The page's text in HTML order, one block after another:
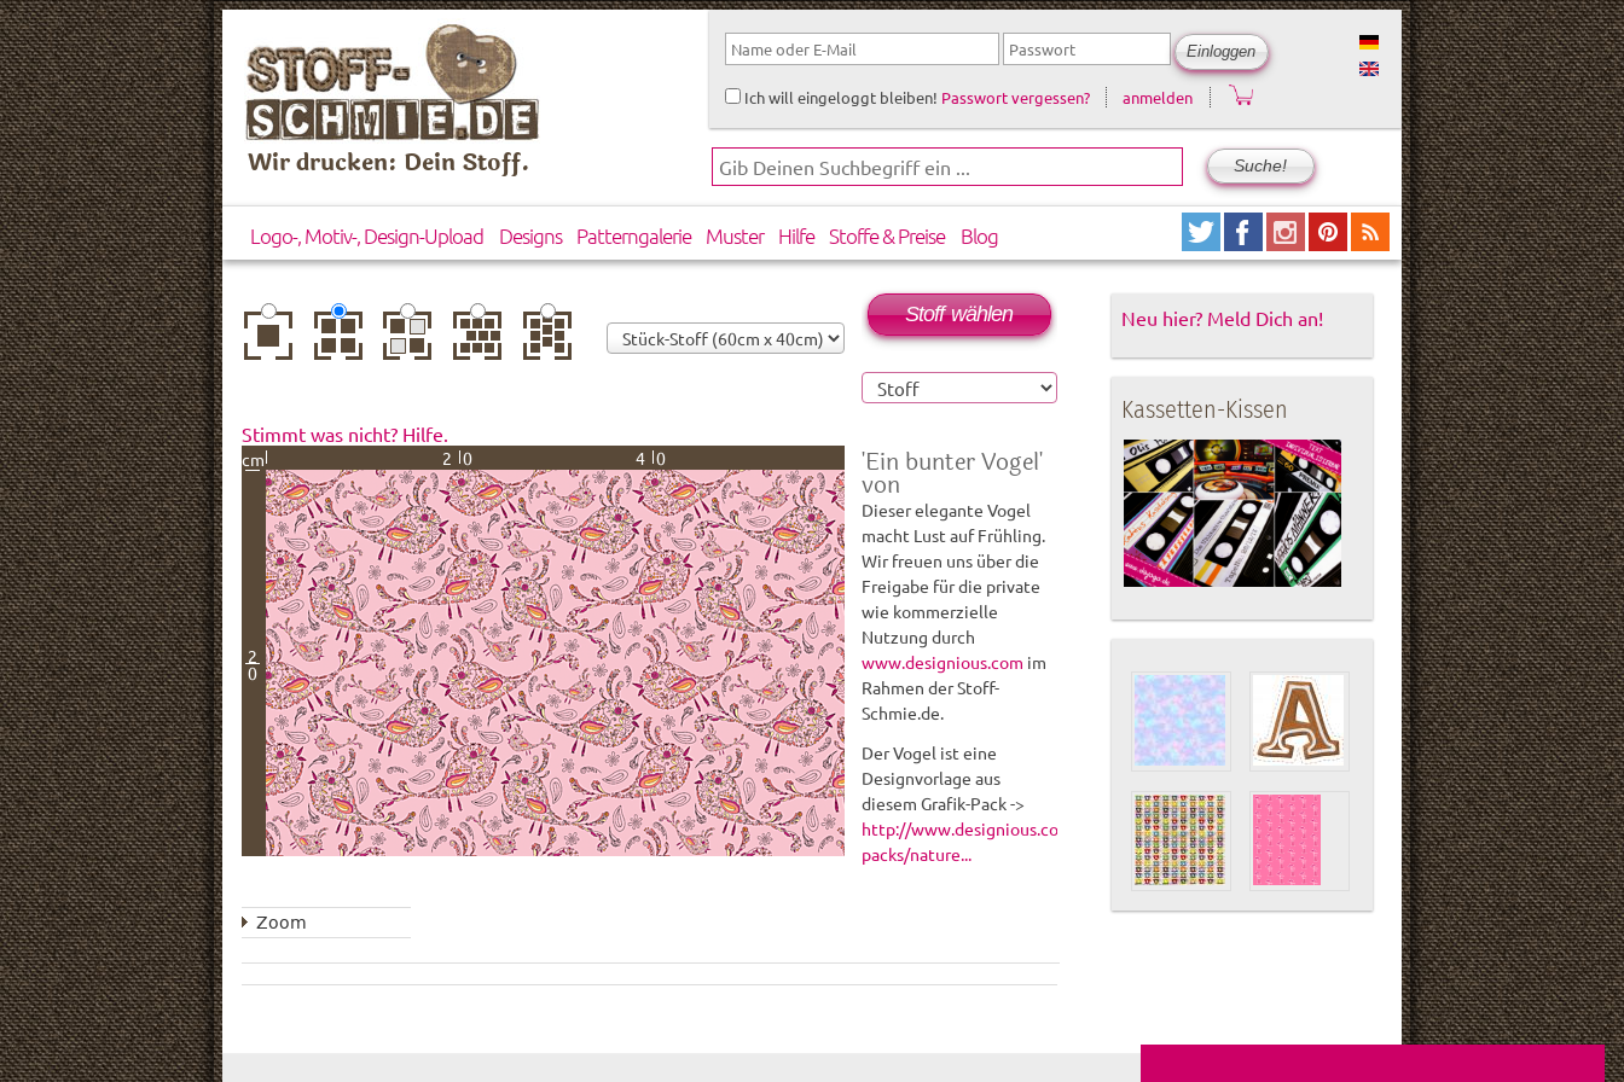
Wir drucken: Dein Stoff.
Ich will eingeloggt bleiben! Passwort vergessen? anmelden
Logo-, Motiv-, Design-Upload Designs Patterngalerie Muster Hilfe Stoffe & Preise Blog
zentriert
einfach
wiederholt
gespiegelthorizontal
versetzt
vertikal
versetzt
Stimmt was nicht? Hilfe.
cm 20 40
2
0
Stoff wählen
'Ein bunter Vogel'
von
Dieser elegante Vogel
macht Lust auf Frühling.
Wir freuen uns über die
Freigabe für die private
wie kommerzielle
Nutzung durch
www.designious.com im
Rahmen der Stoff-
Schmie.de.
Der Vogel ist eine
Designvorlage aus
diesem Grafik-Pack ->
http://www.designious.com/vector-
packs/nature...
Zoom
Neu hier? Meld Dich an!
Kassetten-Kissen